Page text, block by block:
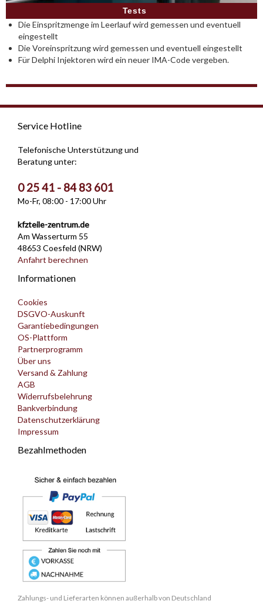
Tests
Die Einspritzmenge im Leerlauf wird gemessen und eventuell
eingestellt
Die Voreinspritzung wird gemessen und eventuell eingestellt
Für Delphi Injektoren wird ein neuer IMA-Code vergeben.
Service Hotline
Telefonische Unterstützung und
Beratung unter:
0 25 41 - 84 83 601
Mo-Fr, 08:00 - 17:00 Uhr
kfzteile-zentrum.de
Am Wasserturm 55
48653 Coesfeld (NRW)
Anfahrt berechnen
Informationen
Cookies
DSGVO-Auskunft
Garantiebedingungen
OS-Plattform
Partnerprogramm
Über uns
Versand & Zahlung
AGB
Widerrufsbelehrung
Bankverbindung
Datenschutzerklärung
Impressum
Bezahlmethoden
Zahlungs- und Lieferarten können außerhalb von Deutschland